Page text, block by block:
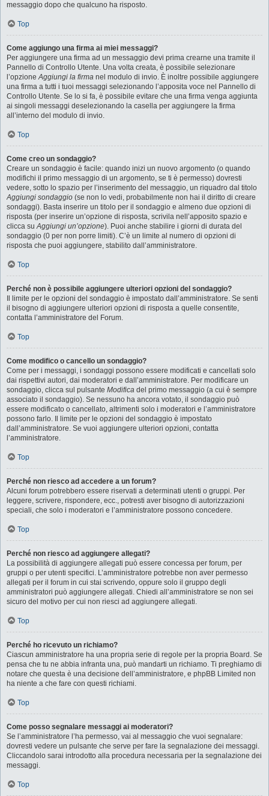
messaggio dopo che qualcuno ha risposto.
Top
Come aggiungo una firma ai miei messaggi?
Per aggiungere una firma ad un messaggio devi prima crearne una tramite il
Pannello di Controllo Utente. Una volta creata, è possibile selezionare
l’opzioneAggiungi la firma nel modulo di invio. È inoltre possibile aggiungere
una firma a tutti i tuoi messaggi selezionando l’apposita voce nel Pannello di
Controllo Utente. Se lo si fa, è possibile evitare che una firma venga aggiunta
ai singoli messaggi deselezionando la casella per aggiungere la firma
all’interno del modulo di invio.
Top
Come creo un sondaggio?
Creare un sondaggio è facile: quando inizi un nuovo argomento (o quando
modifichi il primo messaggio di un argomento, se ti è permesso) dovresti
vedere, sotto lo spazio per l’inserimento del messaggio, un riquadro dal titolo
Aggiungi sondaggio (se non lo vedi, probabilmente non hai il diritto di creare
sondaggi). Basta inserire un titolo per il sondaggio e almeno due opzioni di
risposta (per inserire un’opzione di risposta, scrivila nell’apposito spazio e
clicca suAggiungi un’opzione). Puoi anche stabilire i giorni di durata del
sondaggio (0 per non porre limiti). C’è un limite al numero di opzioni di
risposta che puoi aggiungere, stabilito dall’amministratore.
Top
Perché non è possibile aggiungere ulteriori opzioni del sondaggio?
Il limite per le opzioni del sondaggio è impostato dall’amministratore. Se senti
il bisogno di aggiungere ulteriori opzioni di risposta a quelle consentite,
contatta l’amministratore del Forum.
Top
Come modifico o cancello un sondaggio?
Come per i messaggi, i sondaggi possono essere modificati e cancellati solo
dai rispettivi autori, dai moderatori e dall’amministratore. Per modificare un
sondaggio, clicca sul pulsante Modifica del primo messaggio (a cui è sempre
associato il sondaggio). Se nessuno ha ancora votato, il sondaggio può
essere modificato o cancellato, altrimenti solo i moderatori e l’amministratore
possono farlo. Il limite per le opzioni del sondaggio è impostato
dall’amministratore. Se vuoi aggiungere ulteriori opzioni, contatta
l’amministratore.
Top
Perché non riesco ad accedere a un forum?
Alcuni forum potrebbero essere riservati a determinati utenti o gruppi. Per
leggere, scrivere, rispondere, ecc., potresti aver bisogno di autorizzazioni
speciali, che solo i moderatori e l’amministratore possono concedere.
Top
Perché non riesco ad aggiungere allegati?
La possibilità di aggiungere allegati può essere concessa per forum, per
gruppi o per utenti specifici. L’amministratore potrebbe non aver permesso
allegati per il forum in cui stai scrivendo, oppure solo il gruppo degli
amministratori può aggiungere allegati. Chiedi all’amministratore se non sei
sicuro del motivo per cui non riesci ad aggiungere allegati.
Top
Perché ho ricevuto un richiamo?
Ciascun amministratore ha una propria serie di regole per la propria Board. Se
pensa che tu ne abbia infranta una, può mandarti un richiamo. Ti preghiamo di
notare che questa è una decisione dell’amministratore, e phpBB Limited non
ha niente a che fare con questi richiami.
Top
Come posso segnalare messaggi ai moderatori?
Se l’amministratore l’ha permesso, vai al messaggio che vuoi segnalare:
dovresti vedere un pulsante che serve per fare la segnalazione dei messaggi.
Cliccandolo sarai introdotto alla procedura necessaria per la segnalazione dei
messaggi.
Top